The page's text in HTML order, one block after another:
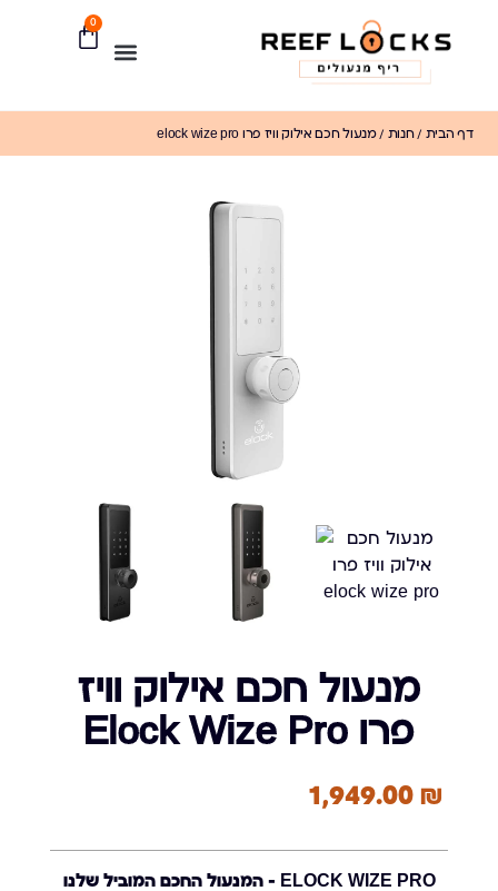
0
דף הבית /חנות /מנעול חכם אילוק וויז פרו elock wize pro
מנעול חכם אילוק וויז
פרו Elock Wize Pro
1,949.00₪
ELOCK WIZE PRO – המנעול החכם המוביל שלנו